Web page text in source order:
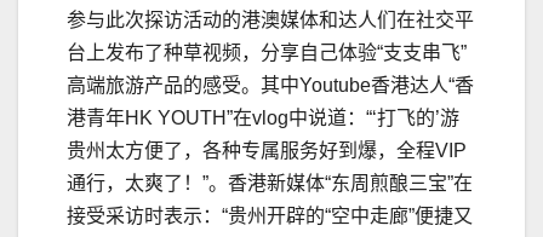
参与此次探访活动的港澳媒体和达人们在社交平
台上发布了种草视频，分享自己体验“支支串飞”
高端旅游产品的感受。其中Youtube香港达人“香
港青年HK YOUTH”在vlog中说道：“‘打飞的’游
贵州太方便了，各种专属服务好到爆，全程VIP
通行，太爽了！”。香港新媒体“东周煎酿三宝”在
接受采访时表示：“贵州开辟的“空中走廊”便捷又